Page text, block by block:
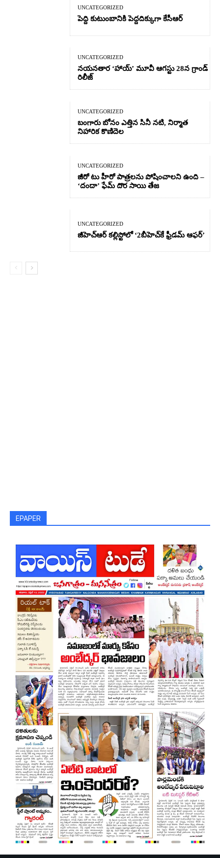
UNCATEGORIZED
పెద్ది కుటుంబానికి పెద్దదిక్కుగా కేసీఆర్
UNCATEGORIZED
నయనతార ‘హాయ్’ మూవీ ఆగస్టు 28న గ్రాండ్
రిలీజ్
UNCATEGORIZED
బంగారు బోనం ఎత్తిన సినీ నటి, నిర్మాత
నిహారిక కొణిదెల
UNCATEGORIZED
జీరో టు హీరో పాత్రలను పోషించాలని ఉంది –
‘దందా’ ఫేమ్ దొర సాయి తేజ
UNCATEGORIZED
జీహెచ్ఆర్‌ కల్లిస్టోలో ‘2బీహెచ్‌కే ఫ్రీడమ్ ఆఫర్’
EPAPER